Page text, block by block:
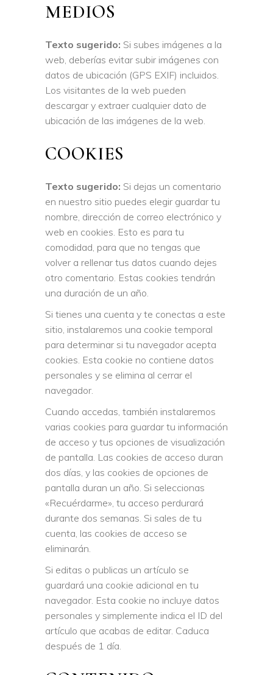
MEDIOS
Texto sugerido: Si subes imágenes a la
web, deberías evitar subir imágenes con
datos de ubicación (GPS EXIF) incluidos.
Los visitantes de la web pueden
descargar y extraer cualquier dato de
ubicación de las imágenes de la web.
COOKIES
Texto sugerido: Si dejas un comentario
en nuestro sitio puedes elegir guardar tu
nombre, dirección de correo electrónico y
web en cookies. Esto es para tu
comodidad, para que no tengas que
volver a rellenar tus datos cuando dejes
otro comentario. Estas cookies tendrán
una duración de un año.
Si tienes una cuenta y te conectas a este
sitio, instalaremos una cookie temporal
para determinar si tu navegador acepta
cookies. Esta cookie no contiene datos
personales y se elimina al cerrar el
navegador.
Cuando accedas, también instalaremos
varias cookies para guardar tu información
de acceso y tus opciones de visualización
de pantalla. Las cookies de acceso duran
dos días, y las cookies de opciones de
pantalla duran un año. Si seleccionas
«Recuérdarme», tu acceso perdurará
durante dos semanas. Si sales de tu
cuenta, las cookies de acceso se
eliminarán.
Si editas o publicas un artículo se
guardará una cookie adicional en tu
navegador. Esta cookie no incluye datos
personales y simplemente indica el ID del
artículo que acabas de editar. Caduca
después de 1 día.